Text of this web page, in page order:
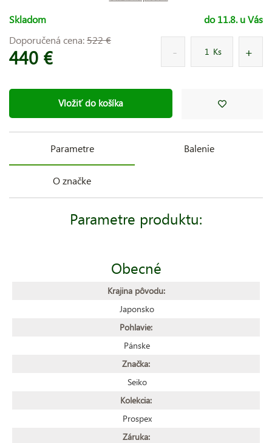
Skladom
do 11.8. u Vás
Doporučená cena:522 €
440 € Ks
Vložiť do košíka
Parametre Balenie
O značke
Parametre produktu:
Obecné
Krajina pôvodu:
Japonsko
Pohlavie:
Pánske
Značka:
Seiko
Kolekcia:
Prospex
Záruka: